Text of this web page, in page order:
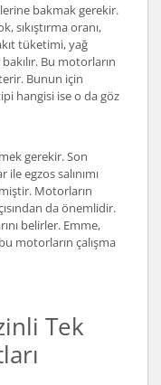
bakmak gerekir.
sıkıştırma oranı,
tüketimi, yağ
Bu motorların
Bunun için
hangisi ise o da göz
gerekir. Son
egzos salınımı
Motorların
da önemlidir.
belirler. Emme,
motorların çalışma
Tek